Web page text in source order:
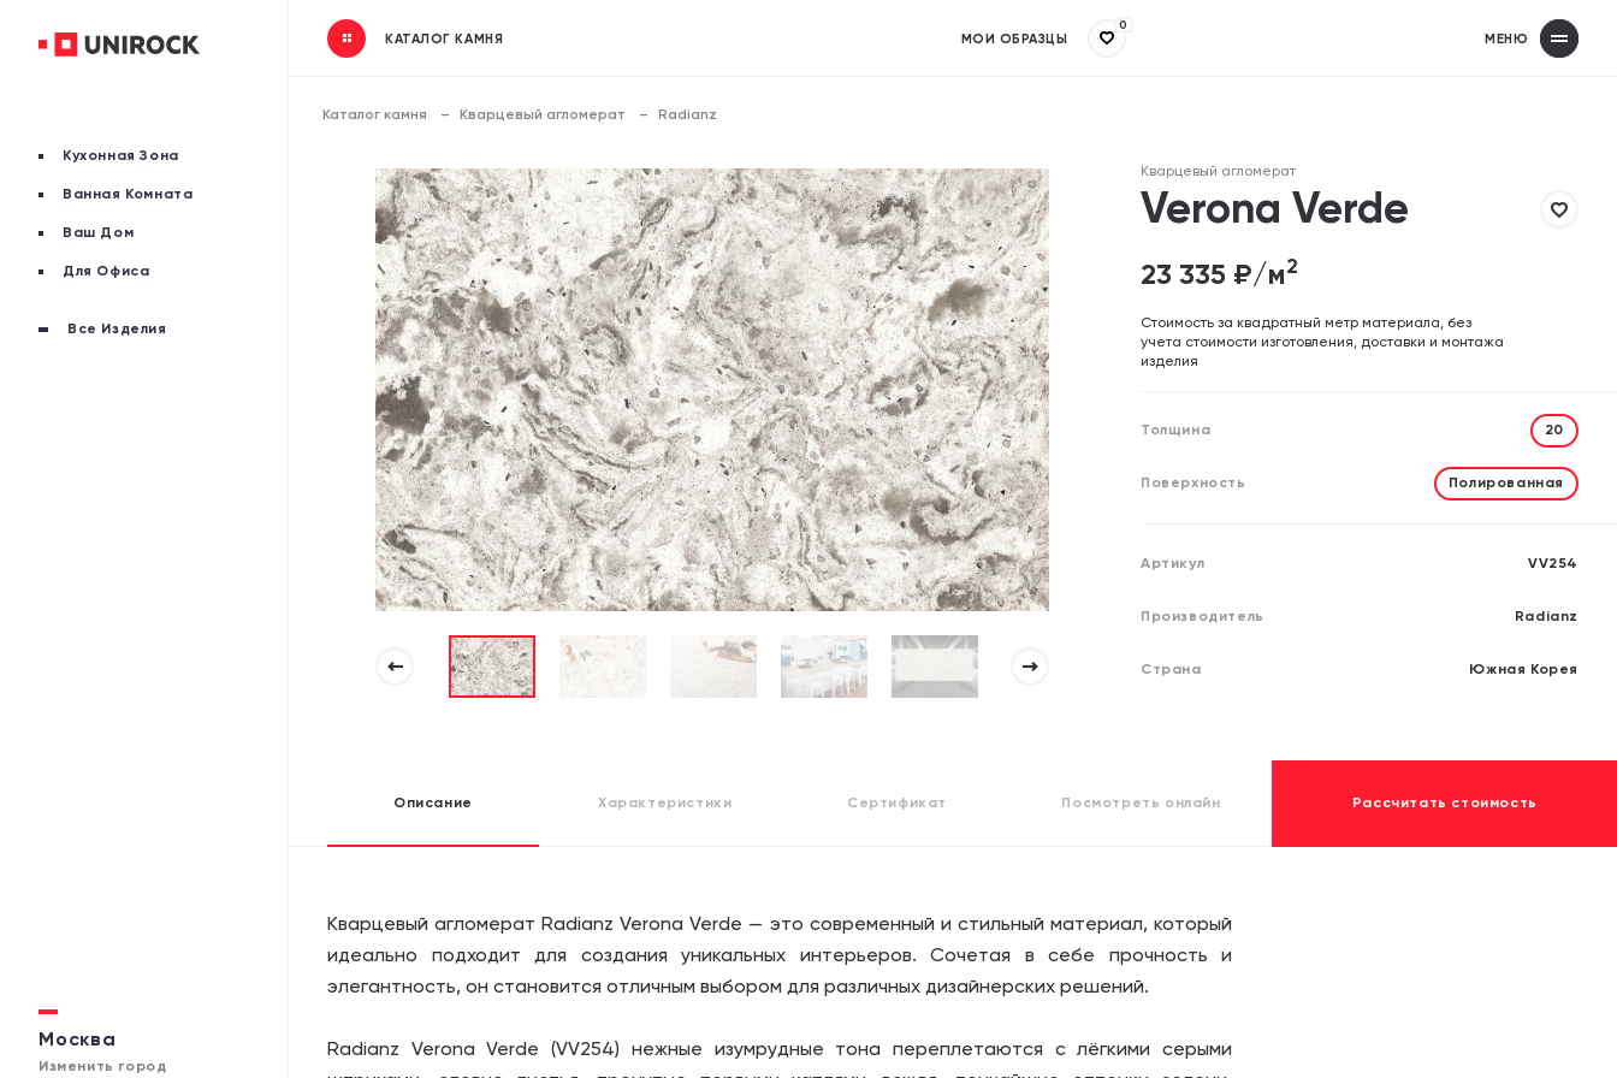
Москва
Изменить город
Кухонная Зона
Ванная Комната
Ваш Дом
Для Офиса
Все Изделия
КАТАЛОГ КАМНЯ МОИ ОБРАЗЦЫ
0
МЕНЮ
Каталог камня Кварцевый агломерат Radianz
Кварцевый агломерат
Verona Verde
23 335 ₽/м2
Cтоимость за квадратный метр материала, без
учета стоимости изготовления, доставки и монтажа
изделия
Толщина 20
Поверхность Полированная
Артикул VV254
Производитель Radianz
Страна Южная Корея
Описание Характеристики Сертификат Посмотреть онлайн Рассчитать стоимость
Кварцевый агломерат Radianz Verona Verde — это современный и стильный материал, который
идеально подходит для создания уникальных интерьеров. Сочетая в себе прочность и
элегантность, он становится отличным выбором для различных дизайнерских решений.
Radianz Verona Verde (VV254) нежные изумрудные тона переплетаются с лёгкими серыми